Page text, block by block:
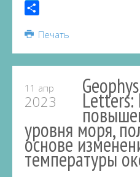
Telegram
Печать
11 апр
2023 Letters:
уровня моря,
основе
температуры